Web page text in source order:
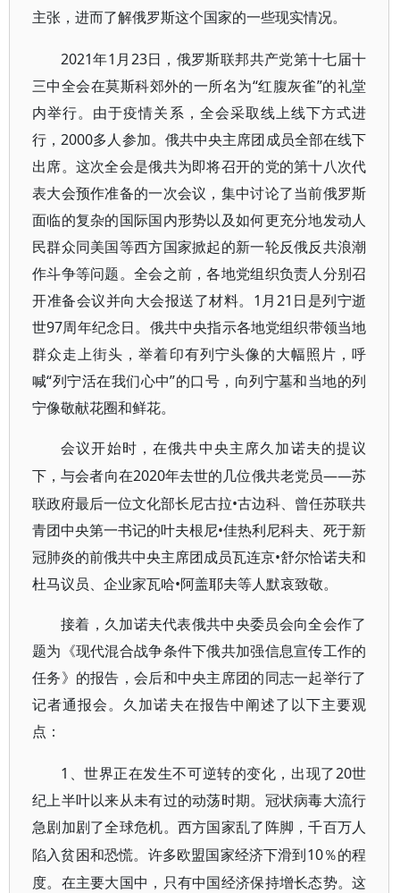
主张，进而了解俄罗斯这个国家的一些现实情况。
2021年1月23日，俄罗斯联邦共产党第十七届十
三中全会在莫斯科郊外的一所名为“红腹灰雀”的礼堂
内举行。由于疫情关系，全会采取线上线下方式进
行，2000多人参加。俄共中央主席团成员全部在线下
出席。这次全会是俄共为即将召开的党的第十八次代
表大会预作准备的一次会议，集中讨论了当前俄罗斯
面临的复杂的国际国内形势以及如何更充分地发动人
民群众同美国等西方国家掀起的新一轮反俄反共浪潮
作斗争等问题。全会之前，各地党组织负责人分别召
开准备会议并向大会报送了材料。1月21日是列宁逝
世97周年纪念日。俄共中央指示各地党组织带领当地
群众走上街头，举着印有列宁头像的大幅照片，呼
喊“列宁活在我们心中”的口号，向列宁墓和当地的列
宁像敬献花圈和鲜花。
会议开始时，在俄共中央主席久加诺夫的提议
下，与会者向在2020年去世的几位俄共老党员——苏
联政府最后一位文化部长尼古拉•古边科、曾任苏联共
青团中央第一书记的叶夫根尼•佳热利尼科夫、死于新
冠肺炎的前俄共中央主席团成员瓦连京•舒尔恰诺夫和
杜马议员、企业家瓦哈•阿盖耶夫等人默哀致敬。
接着，久加诺夫代表俄共中央委员会向全会作了
题为《现代混合战争条件下俄共加强信息宣传工作的
任务》的报告，会后和中央主席团的同志一起举行了
记者通报会。久加诺夫在报告中阐述了以下主要观
点：
1、世界正在发生不可逆转的变化，出现了20世
纪上半叶以来从未有过的动荡时期。冠状病毒大流行
急剧加剧了全球危机。西方国家乱了阵脚，千百万人
陷入贫困和恐慌。许多欧盟国家经济下滑到 10％的程
度。在主要大国中，只有中国经济保持增长态势。这